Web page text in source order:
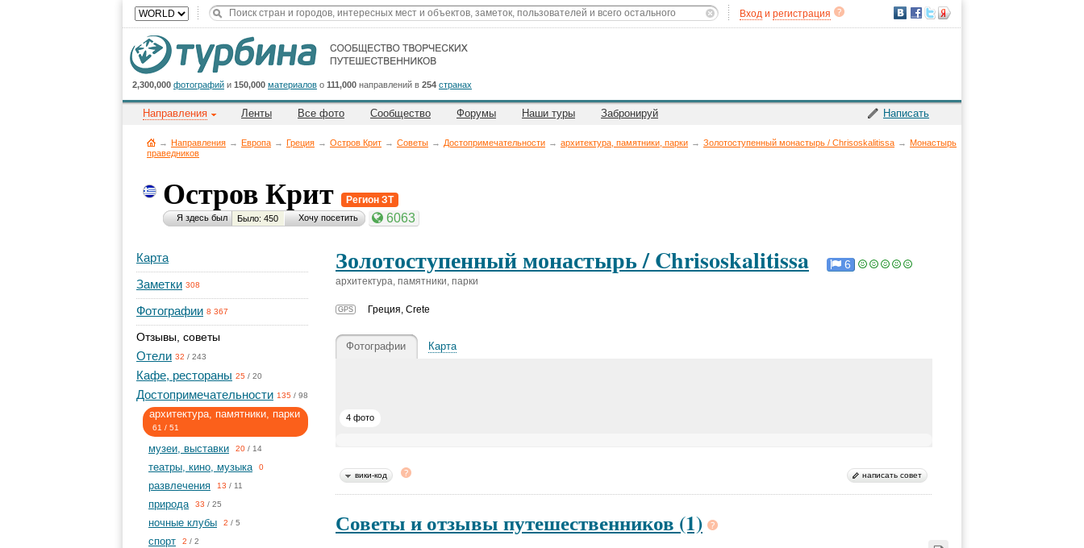
Вход и регистрация
2,300,000 фотографий и 150,000 материалов о 111,000 направлений в 254 странах
Написать
Направления Ленты Все фото Сообщество Форумы Наши туры Забронируй
→ Направления → Европа → Греция → Остров Крит → Советы → Достопримечательности → архитектура, памятники, парки → Золотоступенный монастырь / Chrisoskalitissa → Монастырь
праведников
Остров Крит Регион ЗТ
Я здесь был Было: 450 Хочу посетить 6063
Карта
Заметки 308
Фотографии 8 367
Отзывы, советы
Отели 32 / 243
Кафе, рестораны 25 / 20
Достопримечательности 135 / 98
архитектура, памятники, парки
61 / 51
музеи, выставки 20 / 14
театры, кино, музыка 0
развлечения 13 / 11
природа 33 / 25
ночные клубы 2 / 5
спорт 2 / 2
Золотоступенный монастырь / Chrisoskalitissa 6
архитектура, памятники, парки
GPS Греция, Crete
Фотографии Карта
4 фото
вики-код написать совет
Советы и отзывы путешественников (1)